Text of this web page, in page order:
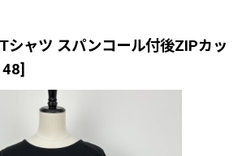
シャツ スパンコール付後ZIPカッ
]